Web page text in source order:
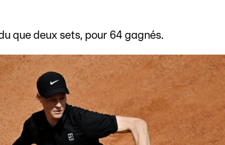
que deux sets, pour 64 gagnés.